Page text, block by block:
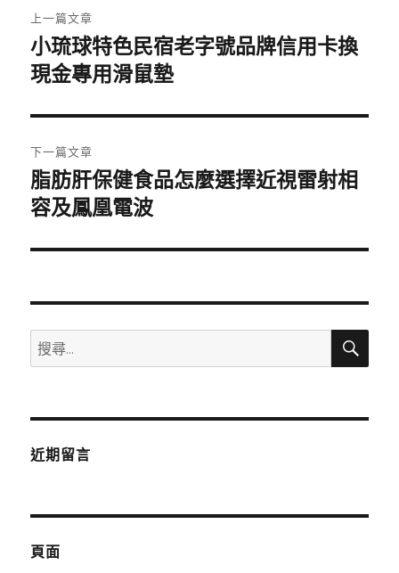
章
導
覽
上一篇文章
上
一
文
章:
小琉球特色民宿老字號品牌信用卡換
現金專用滑鼠墊
下一篇文章
下
一
文
脂肪肝保健食品怎麼選擇近視雷射相
容及鳳凰電波
搜
尋
鍵
搜
近期留言
頁面